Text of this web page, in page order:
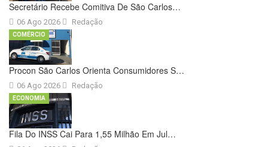
Secretário Recebe Comitiva De São Carlos…
06 Ago 2026 Redação
Procon São Carlos Orienta Consumidores S…
06 Ago 2026
COMÉRCIO
Redação
Fila Do INSS Cai Para 1,55 Milhão Em Jul…
ECONOMIA